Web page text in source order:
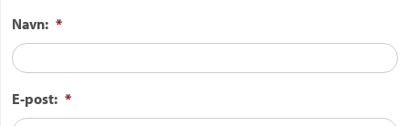
Navn: *
E-post: *